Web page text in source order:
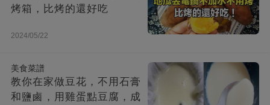
烤箱，比烤的還好吃
2024/05/22
美食菜譜
教你在家做豆花，不用石膏
和鹽鹵，用雞蛋點豆腐，成